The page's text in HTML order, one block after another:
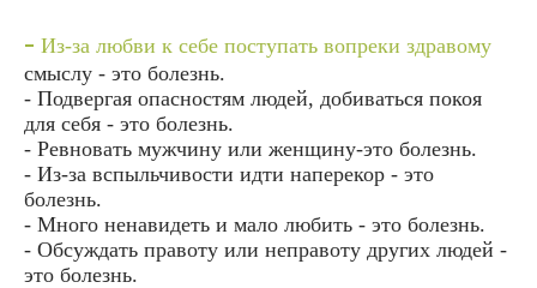
- Из-за любви к себе поступать вопреки здравому
смыслу - это болезнь.
- Подвергая опасностям людей, добиваться покоя
для себя - это болезнь.
- Ревновать мужчину или женщину-это болезнь.
- Из-за вспыльчивости идти наперекор - это
болезнь.
- Много ненавидеть и мало любить - это болезнь.
- Обсуждать правоту или неправоту других людей -
это болезнь.